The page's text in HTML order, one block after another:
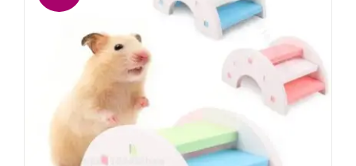
Valorado
con5.00de
AÑADIR AL CARRITO DETALLES